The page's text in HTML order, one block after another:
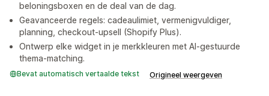
beloningsboxen en de deal van de dag.
Geavanceerde regels: cadeaulimiet, vermenigvuldiger,
planning, checkout-upsell (Shopify Plus).
Ontwerp elke widget in je merkkleuren met AI-gestuurde
thema-matching.
Bevat automatisch vertaalde tekst Origineel weergeven